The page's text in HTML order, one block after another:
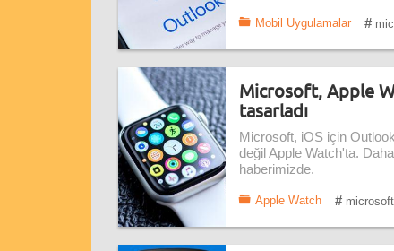
Mobil Uygulamalar #
Microsoft, Apple
tasarladı
Microsoft, iOS için
değil Apple Watch'ta.
haberimizde.
Apple Watch # microsoft